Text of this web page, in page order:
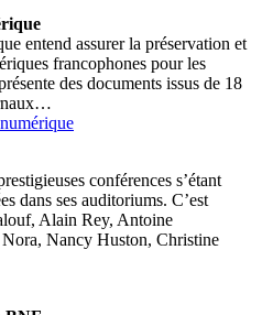
entend assurer la préservation et
francophones pour les
des documents issus de 18
conférences s’étant
dans ses auditoriums. C’est
Alain Rey, Antoine
Nancy Huston, Christine